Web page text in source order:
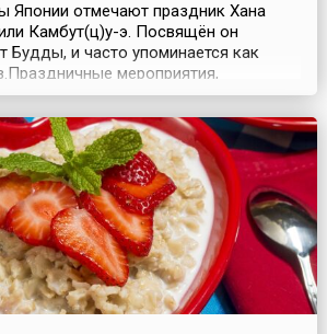
Японии отмечают праздник Хана
Камбут(ц)у-э. Посвящён он
Будды, и часто упоминается как
мероприятия,
основателя одной из
известны ещё в начале нашей
приобрели во второй половине
действия, проводящиеся в